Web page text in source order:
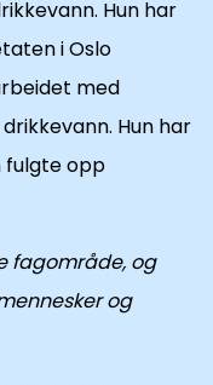
Hun har
i Oslo
med
Hun har
fulgte opp
fagområde, og
og